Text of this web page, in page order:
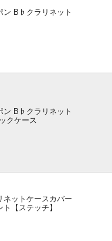
ン B♭クラリネット
ン B♭クラリネット
クケース
ットケースカバー
【ステッチ】